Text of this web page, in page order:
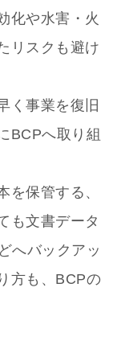
化や水害・火
リスクも避け
く事業を復旧
BCPへ取り組
を保管する、
も文書データ
へバックアッ
方も、BCPの